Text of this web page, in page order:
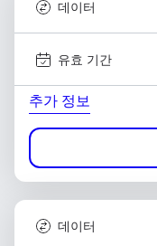
데이터
유효 기간
추가 정보
데이터